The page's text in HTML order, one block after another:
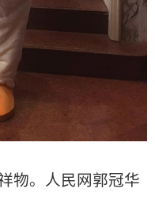
。人民网郭冠华